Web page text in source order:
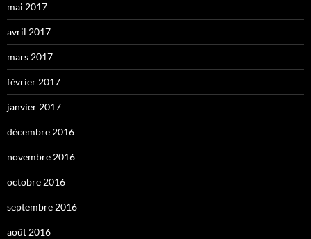
mai 2017
avril 2017
mars 2017
février 2017
janvier 2017
décembre 2016
novembre 2016
octobre 2016
septembre 2016
août 2016